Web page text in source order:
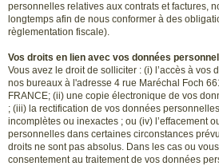
personnelles relatives aux contrats et factures,
longtemps afin de nous conformer à des
règlementation fiscale).
Vos droits en lien avec vos données
Vous avez le droit de solliciter : (i) l’accès à vos
nos bureaux à l'adresse 4 rue Maréchal Foch
FRANCE; (ii) une copie électronique de vos
; (iii) la rectification de vos données
incomplètes ou inexactes ; ou (iv) l’effacement
personnelles dans certaines circonstances
droits ne sont pas absolus. Dans les cas ou
consentement au traitement de vos données